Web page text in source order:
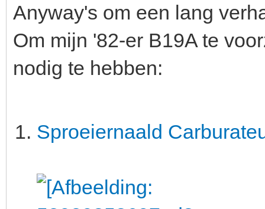
Anyway's om een lang
Om mijn '82-er B19A te
nodig te hebben:
Sproeiernaald